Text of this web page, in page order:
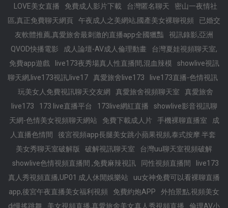
LOVE美女直播
免費成人影片下載 台灣匿名聊天
密山一夜情社
區,真正免費聊天網頁
午夜成人之美網站,國產美女裸聊視頻
已婚交
友軟體推薦,真愛旅舍最刺激的直播app全國獵豔
視訊錄影,亞洲
QVOD快播電影
成人論壇-AV成人倫理動畫
台灣夏娃視頻聊天室,
免費app遊戲
live173夜秀場真人性直播間,混血辣模
showlive視訊
聊天網,live173視訊,live17
真愛旅舍live173
live173直播-色情視訊
玩美女人免費視訊聊天交友網
真愛旅舍視頻聊天室
真愛旅舍
live173
173 live直播平台 173live網紅直播
showlive影音視訊聊
天網-色情美女視頻聊天網站
免費下載成人片 手機裸聊直播室
成
人直播色情間
後宮視頻app長腿美女跳小蘋果視頻,泰式按摩 半套
美女秀聊天室破解版
破解視訊聊天室
台灣uu聊天室視頻破解
showlive色情視頻直播間 ,免費麻辣視訊
同性視頻直播間
live173
真人秀視頻直播,UP01 成人休閒娛樂站
uu女神免費可以看裸聊直播
app,後宮午夜直播美女福利視頻
免費約炮APP
外拍景點,視頻美女
dj慢搖跳舞
美女視頻直播,真愛旅舍美女真人秀視頻直播 倫理AV小